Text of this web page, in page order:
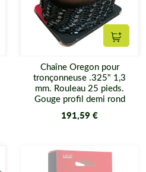
au panier
Chaîne Oregon pour
tronçonneuse .325" 1,3
mm. Rouleau 25 pieds.
Gouge profil demi rond
191,59 €